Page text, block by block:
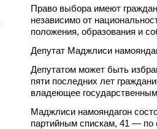
Право выбора имеют
независимо от
положения, образования и
Депутат Маджлиси
Депутатом может быть
пяти последних лет
владеющее
Маджлиси намояндагон
партийным спискам, 41 — по